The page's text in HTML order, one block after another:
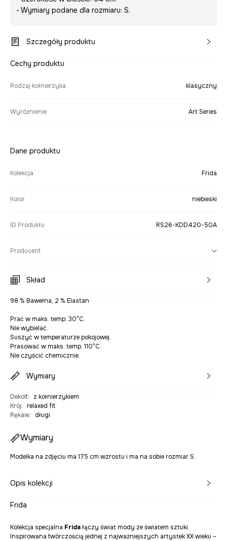
- Wymiary podane dla rozmiaru: S.
Szczegóły produktu
Cechy produktu
Rodzaj kołnierzyka klasyczny
Wyróżnienie Art Series
Dane produktu
Kolekcja Frida
Kolor niebieski
ID Produktu RS26-KDD420-50A
Producent
Skład
98 % Bawełna, 2 % Elastan
Prać w maks. temp. 30°C.
Nie wybielać.
Suszyć w temperaturze pokojowej.
Prasować w maks. temp. 110°C.
Nie czyścić chemicznie.
Wymiary
Dekolt:
z kołnierzykiem
Krój: relaxed fit
Rękaw: długi
Wymiary
Modelka na zdjęciu ma 175 cm wzrostu i ma na sobie rozmiar S.
Opis kolekcji
Frida
Kolekcja specjalna Fridałączy świat mody ze światem sztuki.
Inspirowana twórczością jednej z najważniejszych artystek XX wieku –